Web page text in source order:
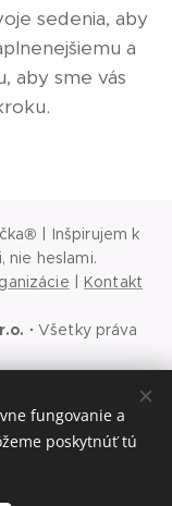
sedenia, aby
a
aby sme vás
| Inšpirujem k
nie heslami.
Kontakt
· Všetky práva
Všeobecné
fungovanie a
poskytnúť tú